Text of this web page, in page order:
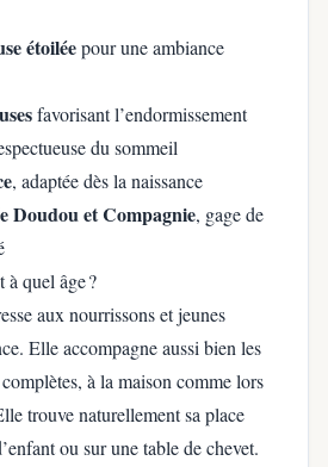
étoiléepour une ambiance
favorisant l’endormissement
du sommeil
, adaptée dès la naissance
Doudou et Compagnie, gage de
à quel âge ?
aux nourrissons et jeunes
Elle accompagne aussi bien les
à la maison comme lors
trouve naturellement sa place
ou sur une table de chevet.